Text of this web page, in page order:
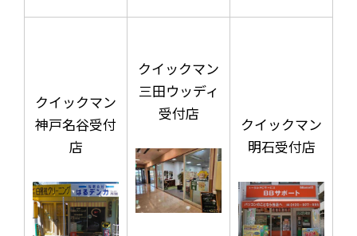
クイックマン
神戸名谷受付
店
クイックマン
三田ウッディ
受付店
クイックマン
明石受付店